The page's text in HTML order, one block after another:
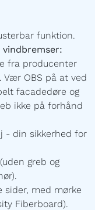
funktion.
fra producenter
Vær OBS på at ved
facadedøre og
ikke på forhånd
- din sikkerhed for
greb og
sider, med mørke
Fiberboard).